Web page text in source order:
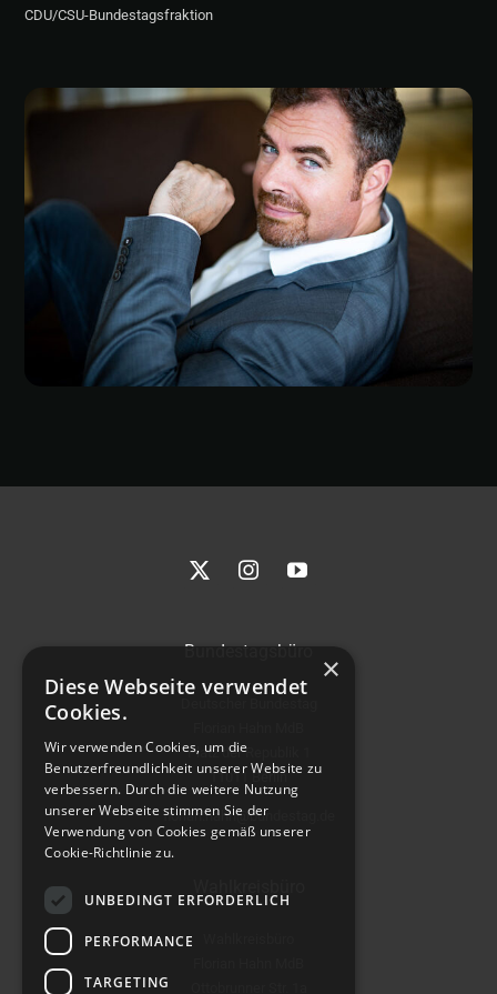
CDU/CSU-Bundestagsfraktion
Bundestagsbüro
Platz der Republik 1
11011 Berlin
florian.hahn@bundestag.de
×
Diese Webseite verwendet
Cookies.
Wir verwenden Cookies, um die
Benutzerfreundlichkeit unserer Website zu
verbessern. Durch die weitere Nutzung
unserer Webseite stimmen Sie der
Verwendung von Cookies gemäß unserer
Cookie-Richtlinie zu.
UNBEDINGT ERFORDERLICH
PERFORMANCE
TARGETING